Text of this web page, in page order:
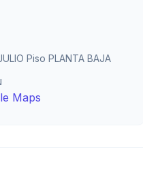
Piso PLANTA BAJA
Maps